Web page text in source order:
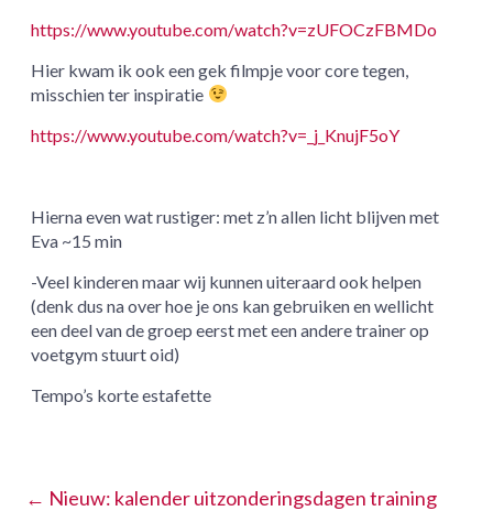
https://www.youtube.com/watch?v=zUFOCzFBMDo
Hier kwam ik ook een gek filmpje voor core tegen,
misschien ter inspiratie
https://www.youtube.com/watch?v=_j_KnujF5oY
Hierna even wat rustiger: met z’n allen licht blijven met
Eva ~15 min
-Veel kinderen maar wij kunnen uiteraard ook helpen
(denk dus na over hoe je ons kan gebruiken en wellicht
een deel van de groep eerst met een andere trainer op
voetgym stuurt oid)
Tempo’s korte estafette
← Nieuw: kalender uitzonderingsdagen training